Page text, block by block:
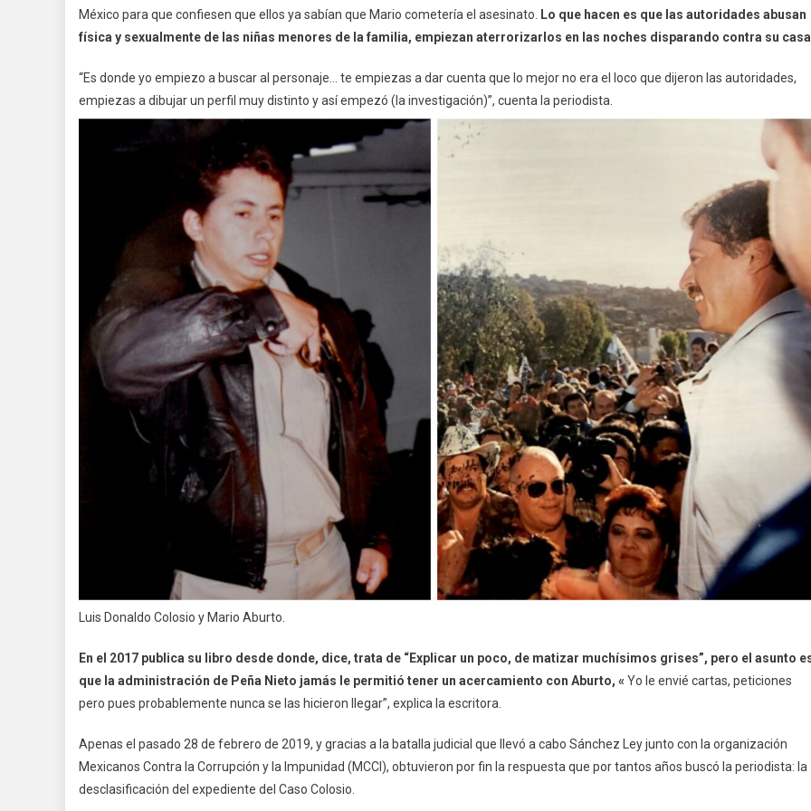
México para que confiesen que ellos ya sabían que Mario cometería el asesinato. Lo que hacen es que las autoridades abusan
física y sexualmente de las niñas menores de la familia, empiezan aterrorizarlos en las noches disparando contra su
“Es donde yo empiezo a buscar al personaje… te empiezas a dar cuenta que lo mejor no era el loco que dijeron las autoridades,
empiezas a dibujar un perfil muy distinto y así empezó (la investigación)”, cuenta la periodista.
Luis Donaldo Colosio y Mario Aburto.
En el 2017 publica su libro desde donde, dice, trata de “Explicar un poco, de matizar muchísimos grises”, pero el asunto
que la administración de Peña Nieto jamás le permitió tener un acercamiento con Aburto, «Yo le envié cartas, peticiones
pero pues probablemente nunca se las hicieron llegar”, explica la escritora.
Apenas el pasado 28 de febrero de 2019, y gracias a la batalla judicial que llevó a cabo Sánchez Ley junto con la organización
Mexicanos Contra la Corrupción y la Impunidad (MCCI), obtuvieron por fin la respuesta que por tantos años buscó la periodista: la
desclasificación del expediente del Caso Colosio.